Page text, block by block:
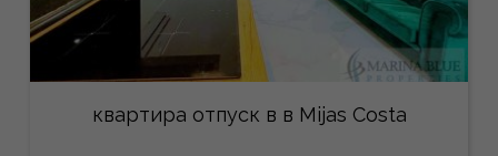
квартира отпуск в в Mijas Costa